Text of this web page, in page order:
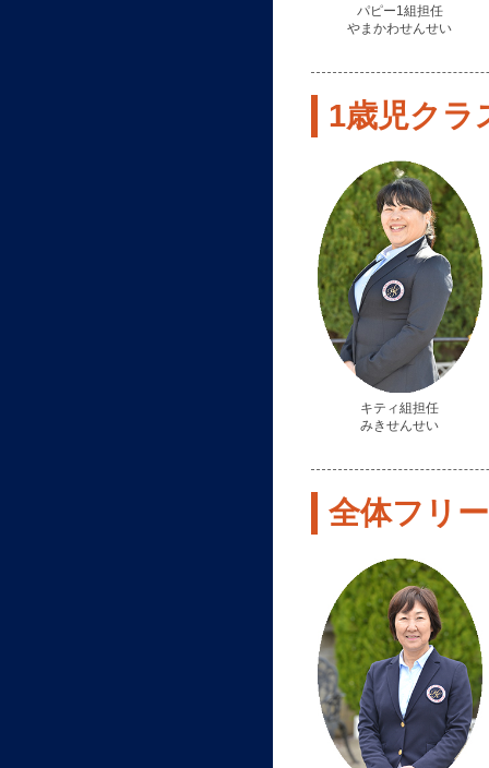
パピー1組担任
やまかわせんせい
1歳児クラ
キティ組担任
みきせんせい
全体フリ